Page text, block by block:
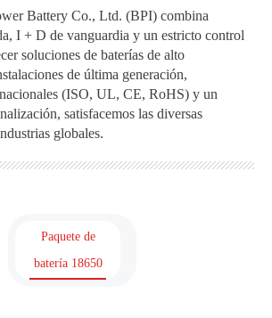
Battery Co., Ltd. (BPI) combina
I + D de vanguardia y un estricto control
soluciones de baterías de alto
de última generación,
(ISO, UL, CE, RoHS) y un
satisfacemos las diversas
globales.
Paquete de
batería 18650